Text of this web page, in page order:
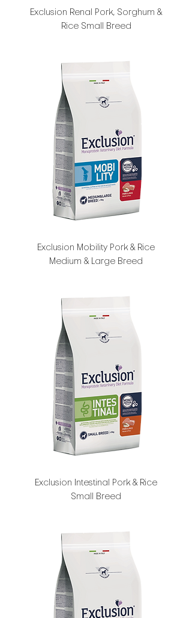
Exclusion Renal Pork, Sorghum &
Rice Small Breed
Exclusion Mobility Pork & Rice
Medium & Large Breed
Exclusion Intestinal Pork & Rice
Small Breed